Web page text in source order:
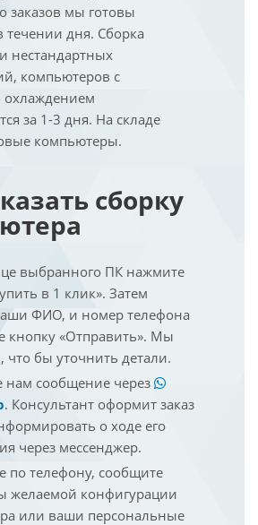
заказов мы готовы
дня. Сборка
нестандартных
компьютеров с
за 1-3 дня. На складе
компьютеры.
сборку
выбранного ПК нажмите
в 1 клик». Затем
ФИО, и номер телефона
кнопку «Отправить». Мы
что бы уточнить детали.
нам сообщение через
. Консультант оформит заказ
о ходе его
через мессенджер.
по телефону, сообщите
желаемой конфигурации
или ваши персональные